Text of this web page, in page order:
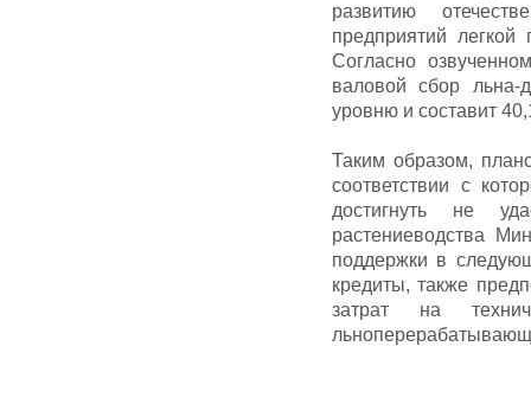
развитию
предприятий
Согласно
валовой сбор льна-
уровню и составит
Таким образом,
соответствии с
достигнуть не
растениеводства
поддержки в
кредиты, также
затрат на